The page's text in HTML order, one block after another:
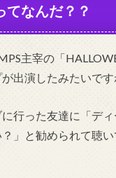
てなんだ？？
主宰の「
出演したみたいです
行った友達に「デ
」と勧められて聴